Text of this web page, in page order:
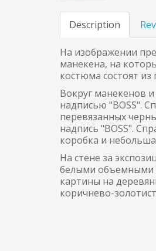
Description
На изображении
манекена, на
костюма состоят
Вокруг манекенов
надписью "BOSS".
перевязанных
надпись "BOSS".
коробка и
На стене за
белыми объемными
картины на
коричнево-